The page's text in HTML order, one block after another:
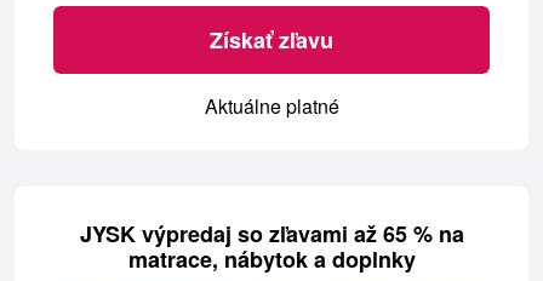
Získať zľavu
Aktuálne platné
JYSK výpredaj so zľavami až 65 % na
matrace, nábytok a doplnky